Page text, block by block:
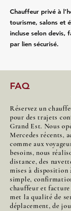
Chauffeur privé à
tourisme, salons et
incluse selon devis,
par lien sécurisé.
FAQ
Réservez un
pour des trajets
Grand Est. Nous
Mercedes récents,
comme aux
besoins, nous
distance, des
mises à disposition
simple,
chauffeur et
met la qualité de
déplacement, de